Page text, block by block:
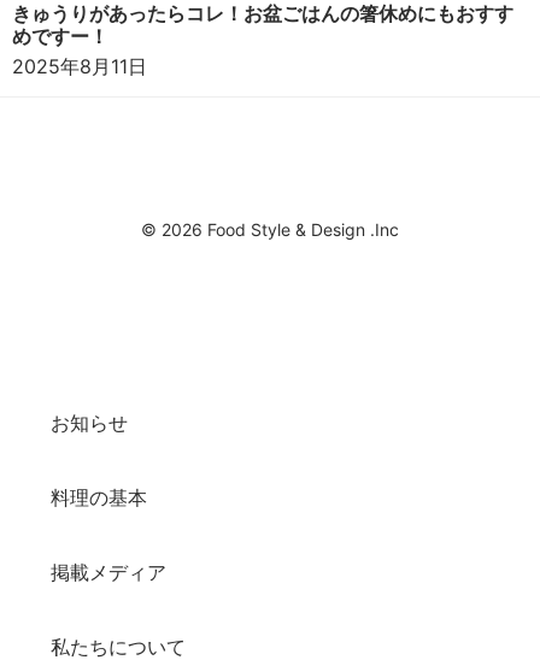
きゅうりがあったらコレ！お盆ごはんの箸休めにもおすす
めですー！
2025年8月11日
© 2026 Food Style & Design .Inc
お知らせ
料理の基本
掲載メディア
私たちについて